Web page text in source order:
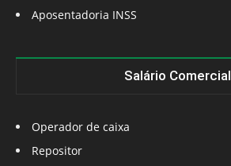
Aposentadoria INSS
Salário Comercial
Operador de caixa
Repositor